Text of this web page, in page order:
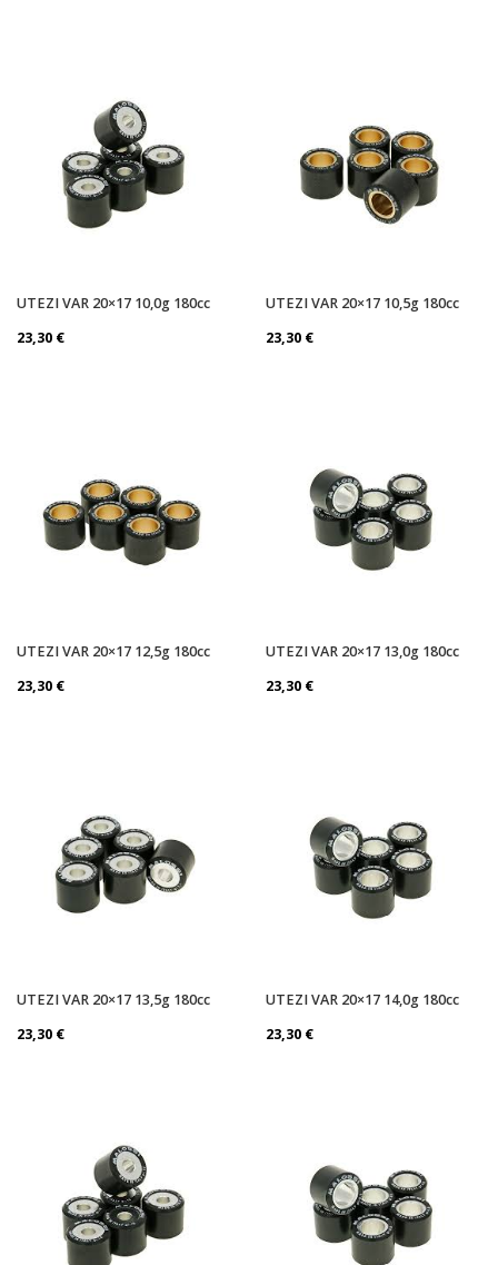
UTEZI VAR 20×17 10,0g 180cc
23,30 €
UTEZI VAR 20×17 10,5g 180cc
23,30 €
UTEZI VAR 20×17 12,5g 180cc
23,30 €
UTEZI VAR 20×17 13,0g 180cc
23,30 €
UTEZI VAR 20×17 13,5g 180cc
23,30 €
UTEZI VAR 20×17 14,0g 180cc
23,30 €